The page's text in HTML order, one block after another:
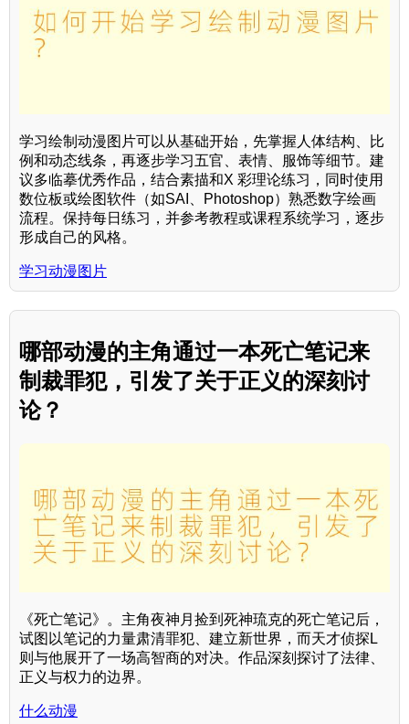
学习绘制动漫图片可以从基础开始，先掌握人体结构、比
例和动态线条，再逐步学习五官、表情、服饰等细节。建
议多临摹优秀作品，结合素描和X 彩理论练习，同时使用
数位板或绘图软件（如SAI、Photoshop）熟悉数字绘画
流程。保持每日练习，并参考教程或课程系统学习，逐步
形成自己的风格。
学习动漫图片
哪部动漫的主角通过一本死亡笔记来
制裁罪犯，引发了关于正义的深刻讨
论？
《死亡笔记》。主角夜神月捡到死神琉克的死亡笔记后，
试图以笔记的力量肃清罪犯、建立新世界，而天才侦探L
则与他展开了一场高智商的对决。作品深刻探讨了法律、
正义与权力的边界。
什么动漫